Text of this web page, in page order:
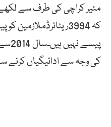
مئیر کراچی کی طرف سے
کہ
کی وجہ سے ادائیگیاں کرنے